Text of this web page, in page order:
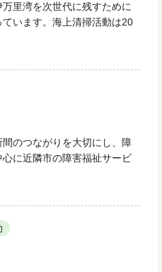
里湾を次世代に残すために
います。海上清掃活動は20
のつながりを大切にし、障
に近隣市の障害福祉サービ